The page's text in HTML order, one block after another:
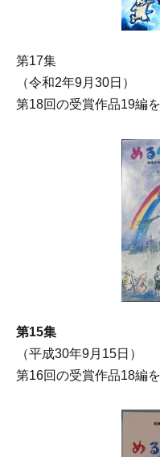
第17集
（令和2年9月30日）
第18回の受賞作品19編
第15集
（平成30年9月15日）
第16回の受賞作品18編